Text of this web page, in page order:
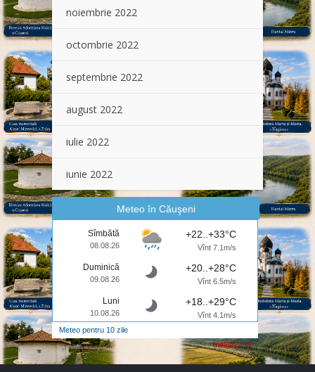
noiembrie 2022
octombrie 2022
septembrie 2022
august 2022
iulie 2022
iunie 2022
Meteo în Căuşeni
Sîmbătă
08.08.26
+22..+33°C
Vînt 7.1m/s
Duminică
09.08.26
+20..+28°C
Vînt 6.5m/s
Luni
10.08.26
+18..+29°C
Vînt 4.1m/s
Meteo pentru 10 zile
meteo2.md